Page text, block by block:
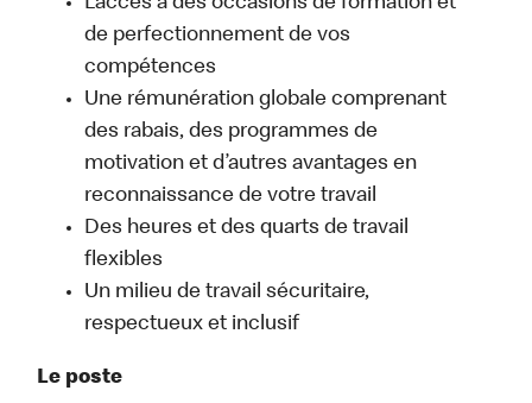
de perfectionnement de vos
compétences
Une rémunération globale comprenant
des rabais, des programmes de
motivation et d’autres avantages en
reconnaissance de votre travail
Des heures et des quarts de travail
flexibles
Un milieu de travail sécuritaire,
respectueux et inclusif
Le poste